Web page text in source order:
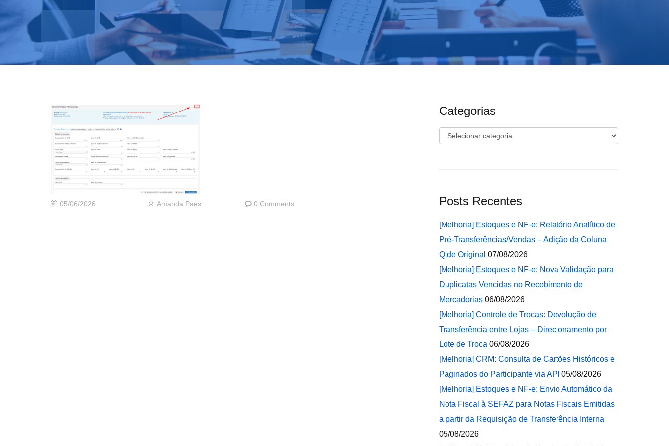
05/06/2026 Amanda Paes 0 Comments
Categorias
Categorias
Posts Recentes
[Melhoria] Estoques e NF-e: Relatório Analítico de
Pré-Transferências/Vendas – Adição da Coluna
Qtde Original 07/08/2026
[Melhoria] Estoques e NF-e: Nova Validação para
Duplicatas Vencidas no Recebimento de
Mercadorias 06/08/2026
[Melhoria] Controle de Trocas: Devolução de
Transferência entre Lojas – Direcionamento por
Lote de Troca 06/08/2026
[Melhoria] CRM: Consulta de Cartões Históricos e
Paginados do Participante via API 05/08/2026
[Melhoria] Estoques e NF-e: Envio Automático da
Nota Fiscal à SEFAZ para Notas Fiscais Emitidas
a partir da Requisição de Transferência Interna
05/08/2026